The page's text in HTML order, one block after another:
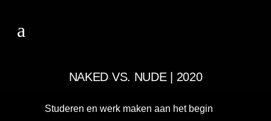
NAKED VS. NUDE | 2020
Studeren en werk maken aan het begin